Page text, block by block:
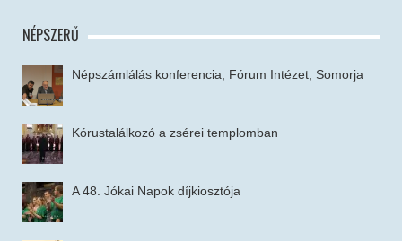
NÉPSZERŰ
Népszámlálás konferencia, Fórum Intézet, Somorja
Kórustalálkozó a zsérei templomban
A 48. Jókai Napok díjkiosztója